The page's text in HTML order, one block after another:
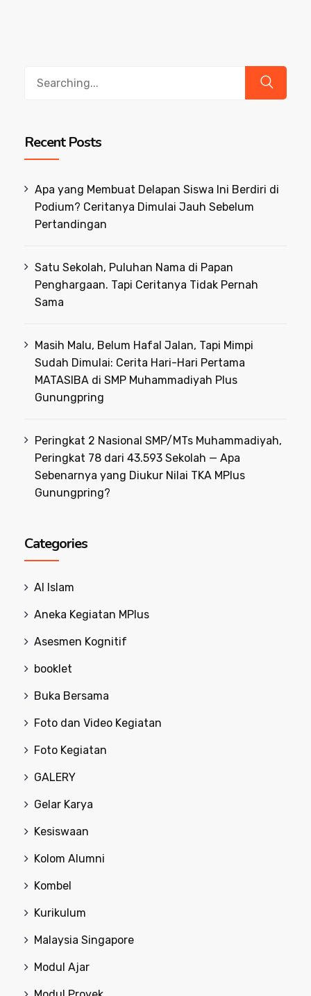
Recent Posts
Apa yang Membuat Delapan Siswa Ini Berdiri di
Podium? Ceritanya Dimulai Jauh Sebelum
Pertandingan
Satu Sekolah, Puluhan Nama di Papan
Penghargaan. Tapi Ceritanya Tidak Pernah
Sama
Masih Malu, Belum Hafal Jalan, Tapi Mimpi
Sudah Dimulai: Cerita Hari-Hari Pertama
MATASIBA di SMP Muhammadiyah Plus
Gunungpring
Peringkat 2 Nasional SMP/MTs Muhammadiyah,
Peringkat 78 dari 43.593 Sekolah — Apa
Sebenarnya yang Diukur Nilai TKA MPlus
Gunungpring?
Categories
Al Islam
Aneka Kegiatan MPlus
Asesmen Kognitif
booklet
Buka Bersama
Foto dan Video Kegiatan
Foto Kegiatan
GALERY
Gelar Karya
Kesiswaan
Kolom Alumni
Kombel
Kurikulum
Malaysia Singapore
Modul Ajar